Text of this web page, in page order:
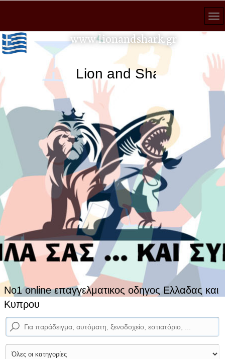
No1 online επαγγελματικος οδηγος Ελλαδας και
Κυπρου
www.lionandshark.gr
Lion and Shark κάθε